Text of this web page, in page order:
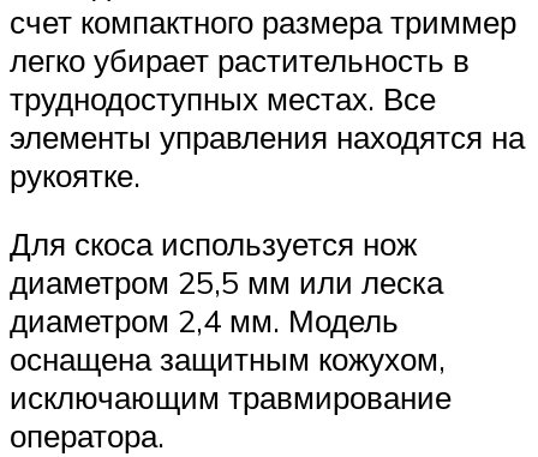
счет компактного размера триммер
легко убирает растительность в
труднодоступных местах. Все
элементы управления находятся на
рукоятке.
Для скоса используется нож
диаметром 25,5 мм или леска
диаметром 2,4 мм. Модель
оснащена защитным кожухом,
исключающим травмирование
оператора.